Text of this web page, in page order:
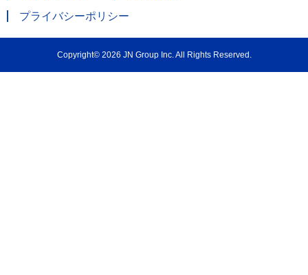
プライバシーポリシー
Copyright© 2026 JN Group Inc. All Rights Reserved.